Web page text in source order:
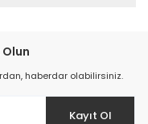
haberdar olabilirsiniz.
Kayıt Ol